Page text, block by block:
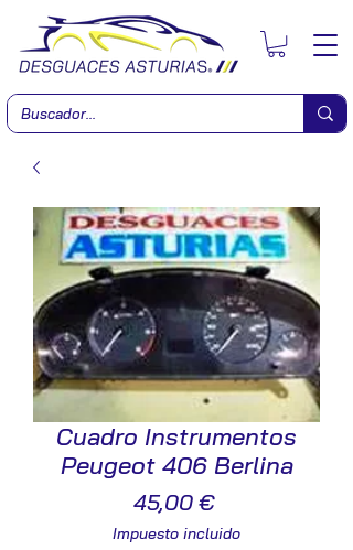
Cuadro Instrumentos
Peugeot 406 Berlina
45,00 €Precio
Impuesto incluido